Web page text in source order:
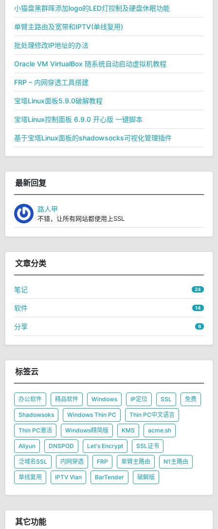
小猫盘黑群晖添加logo的LED灯控制及硬盘休眠功能
单臂主路由及宽带和IPTV(单线复用)
批处理修改IP地址的办法
Oracle VM VirtualBox 随系统自动启动虚拟机教程
FRP – 内网穿透工具搭建
宝塔Linux面板5.9.0破解教程
宝塔Linux控制面板 6.9.0 开心版 一键脚本
基于宝塔Linux面板的shadowsocks可视化管理插件
最新回复
路人甲
不错，让所有网站都使用上SSL
文章分类
笔记 24
软件 14
分享 6
标签云
办公软件 精品软件 Windows IP定位 SSL 免费
Shadowsoks Windows Thin PC Thin PC中文语言
Thin PC激活 Windows精简版 KMS acme.sh
Aliyun DNSPOD Let's Encrypt SSL证书
泛域名SSL 内网穿透 FRP 单臂主路由 N1主路由
单线复用 IPTV Vlan BarTender 破解版
其它功能